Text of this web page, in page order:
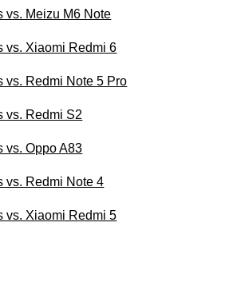
vs. Meizu M6 Note
vs. Xiaomi Redmi 6
vs. Redmi Note 5 Pro
vs. Redmi S2
vs. Oppo A83
vs. Redmi Note 4
vs. Xiaomi Redmi 5